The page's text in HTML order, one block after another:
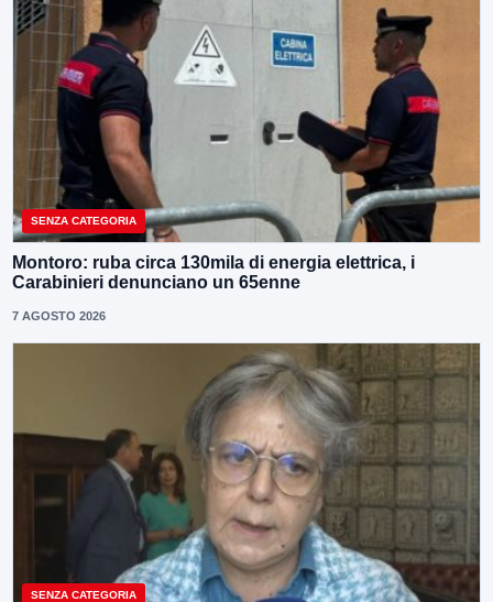
SENZA CATEGORIA
Montoro: ruba circa 130mila di energia elettrica, i
Carabinieri denunciano un 65enne
7 AGOSTO 2026
SENZA CATEGORIA